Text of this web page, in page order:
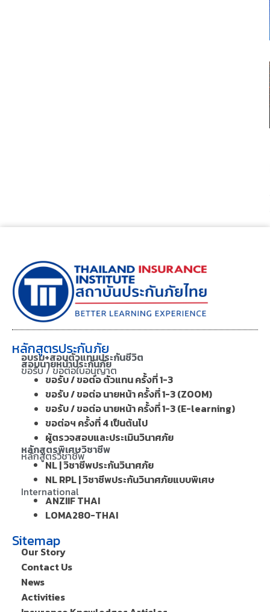
หลักสูตรประกันภัย
อบรม+สอบตัวแทนประกันชีวิต
สอบนายหน้าประกันภัย
ขอรับ / ขอต่อใบอนุญาต
ขอรับ / ขอต่อ ตัวแทน ครั้งที่ 1-3
ขอรับ / ขอต่อ นายหน้า ครั้งที่ 1-3 (ZOOM)
ขอรับ / ขอต่อ นายหน้า ครั้งที่ 1-3 (E-learning)
ขอต่อฯ ครั้งที่ 4 เป็นต้นไป
ผู้ตรวจสอบและประเมินวินาศภัย
หลักสูตรพิเศษวิชาชีพ
หลักสูตรวิชาชีพ
NL | วิชาชีพประกันวินาศภัย
NL RPL | วิชาชีพประกันวินาศภัยแบบพิเศษ
International
ANZIIF THAI
LOMA280-THAI
Sitemap
Our Story
Contact Us
News
Activities